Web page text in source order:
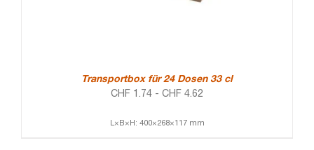
Transportbox für 24 Dosen 33 cl
CHF 1.74 - CHF 4.62
L×B×H: 400×268×117 mm